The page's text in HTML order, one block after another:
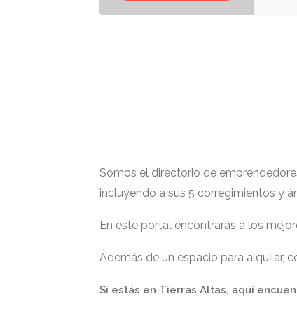
Somos el directorio de
incluyendo a sus 5 corregimientos y
En este portal encontrarás a los
Además de un espacio para alquilar,
Si estás en Tierras Altas, aquí